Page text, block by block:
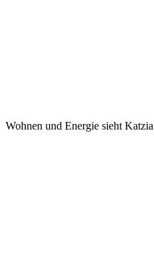
Wohnen und Energie sieht